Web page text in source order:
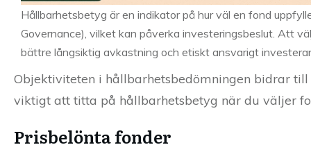
Hållbarhetsbetyg är en indikator på hur väl en fond
Governance), vilket kan påverka investeringsbeslut. Att
bättre långsiktig avkastning och etiskt ansvarigt
Objektiviteten i hållbarhetsbedömningen bidrar
viktigt att titta på hållbarhetsbetyg när du väljer
Prisbelönta fonder